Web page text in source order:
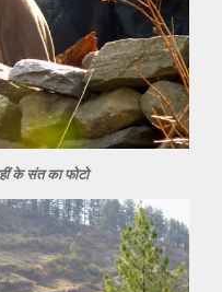
के संत का फोटो